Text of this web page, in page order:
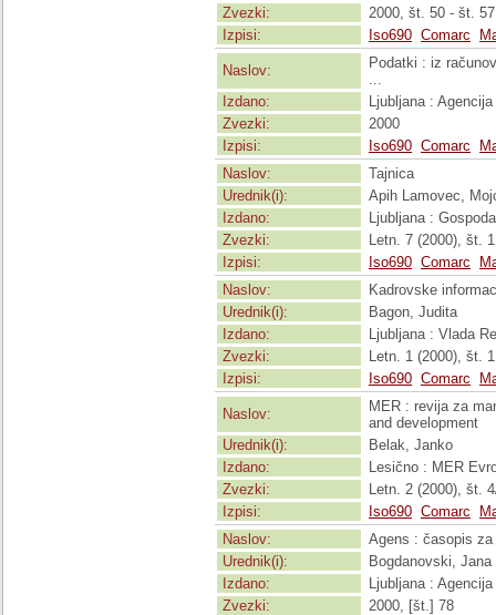
Zvezki:
2000, št. 50 - št. 57
Izpisi:
Iso690 Comarc
Naslov:
Podatki : iz
...
Izdano:
Ljubljana :
Zvezki:
2000
Izpisi:
Iso690 Comarc
Naslov:
Tajnica
Urednik(i):
Apih Lamovec,
Izdano:
Ljubljana :
Zvezki:
Letn. 7 (2000), št.
Izpisi:
Iso690 Comarc
Naslov:
Kadrovske
Urednik(i):
Bagon, Judita
Izdano:
Ljubljana : Vlada
Zvezki:
Letn. 1 (2000), št.
Izpisi:
Iso690 Comarc
Naslov:
MER : revija za
and development
Urednik(i):
Belak, Janko
Izdano:
Lesično : MER
Zvezki:
Letn. 2 (2000), št.
Izpisi:
Iso690 Comarc
Naslov:
Agens : časopis
Urednik(i):
Bogdanovski, Jana
Izdano:
Ljubljana :
Zvezki:
2000, [št.] 78